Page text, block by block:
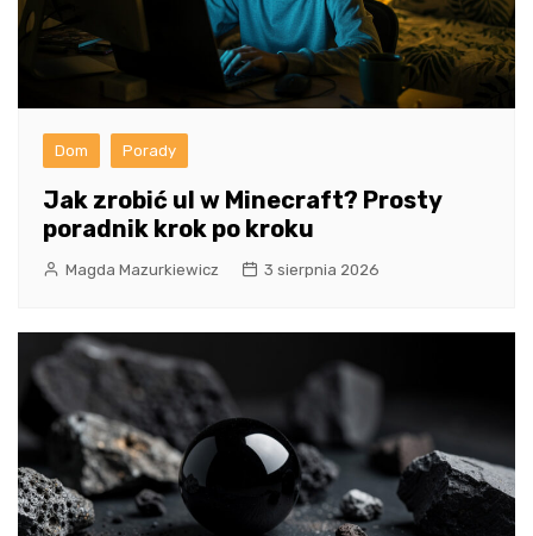
Dom Porady
Jak zrobić ul w Minecraft? Prosty
poradnik krok po kroku
Magda Mazurkiewicz 3 sierpnia 2026